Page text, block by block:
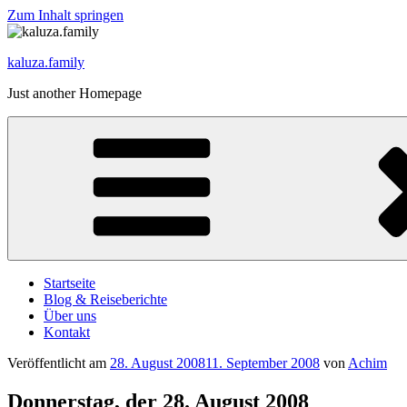
Zum Inhalt springen
kaluza.family
Just another Homepage
Startseite
Blog & Reiseberichte
Über uns
Kontakt
Veröffentlicht am 28. August 200811. September 2008 von Achim
Donnerstag, der 28. August 2008